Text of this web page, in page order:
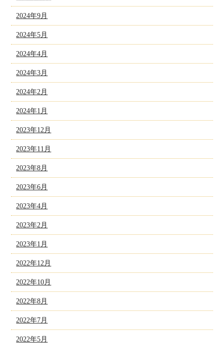
2024年9月
2024年5月
2024年4月
2024年3月
2024年2月
2024年1月
2023年12月
2023年11月
2023年8月
2023年6月
2023年4月
2023年2月
2023年1月
2022年12月
2022年10月
2022年8月
2022年7月
2022年5月